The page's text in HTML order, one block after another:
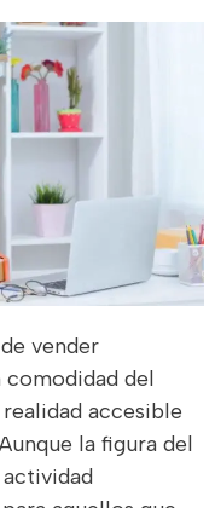
vender
del
accesible
la figura del